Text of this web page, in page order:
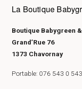
La Boutique
Boutique Babygreen
Grand’Rue 76
1373 Chavornay
Portable: 076 543 0 543